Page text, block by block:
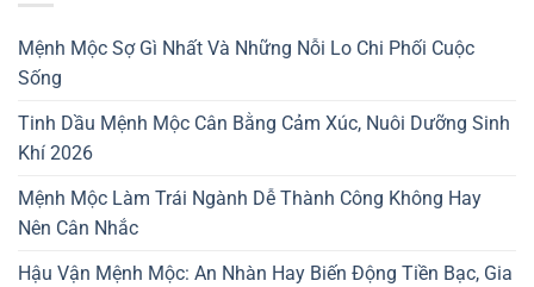
Mệnh Mộc Sợ Gì Nhất Và Những Nỗi Lo Chi Phối Cuộc
Sống
Tinh Dầu Mệnh Mộc Cân Bằng Cảm Xúc, Nuôi Dưỡng Sinh
Khí 2026
Mệnh Mộc Làm Trái Ngành Dễ Thành Công Không Hay
Nên Cân Nhắc
Hậu Vận Mệnh Mộc: An Nhàn Hay Biến Động Tiền Bạc, Gia